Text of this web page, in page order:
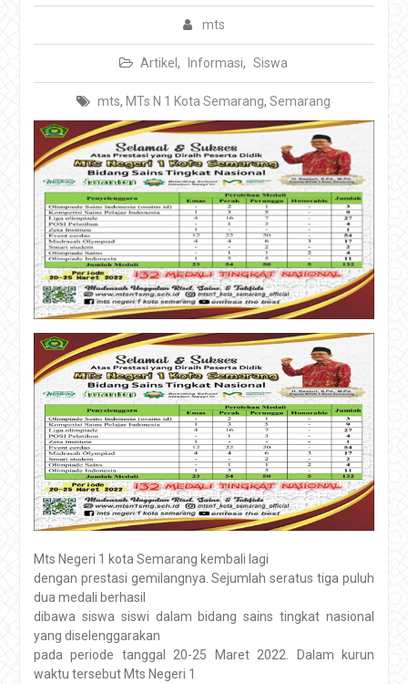
mts
Artikel, Informasi, Siswa
mts, MTs N 1 Kota Semarang,Semarang
Mts Negeri 1 kota Semarang kembali lagi
dengan prestasi gemilangnya. Sejumlah seratus tiga puluh
dua medali berhasil
dibawa siswa siswi dalam bidang sains tingkat nasional
yang diselenggarakan
pada periode tanggal 20-25 Maret 2022. Dalam kurun
waktu tersebut Mts Negeri 1